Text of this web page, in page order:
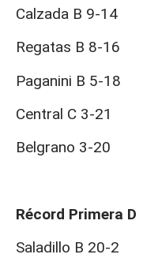
Calzada B 9-14
Regatas B 8-16
Paganini B 5-18
Central C 3-21
Belgrano 3-20
Récord Primera D
Saladillo B 20-2